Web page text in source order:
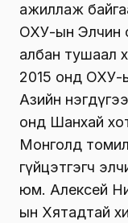
ажиллаж
ОХУ-ын Элчин
албан тушаал
2015 онд ОХУ-
Азийн
онд Шанхай
Монголд
гүйцэтгэгч
юм. Алексей
ын Хятадтай